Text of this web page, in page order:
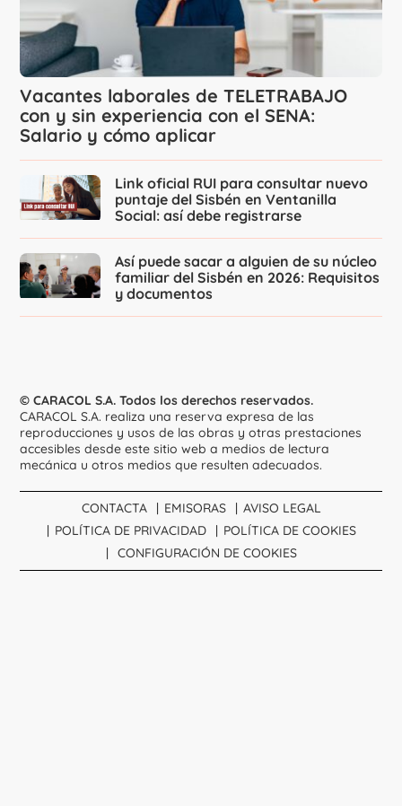
Vacantes laborales de TELETRABAJO
con y sin experiencia con el SENA:
Salario y cómo aplicar
Link oficial RUI para consultar nuevo
puntaje del Sisbén en Ventanilla
Social: así debe registrarse
Así puede sacar a alguien de su núcleo
familiar del Sisbén en 2026: Requisitos
y documentos
© CARACOL S.A. Todos los derechos reservados.
CARACOL S.A. realiza una reserva expresa de las
reproducciones y usos de las obras y otras prestaciones
accesibles desde este sitio web a medios de lectura
mecánica u otros medios que resulten adecuados.
CONTACTA EMISORAS
AVISO LEGAL
POLÍTICA DE PRIVACIDAD
POLÍTICA DE COOKIES
CONFIGURACIÓN DE COOKIES